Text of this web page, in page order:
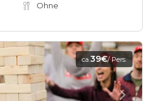
Ohne
ca.39€/ Pers.